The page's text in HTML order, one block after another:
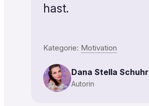
hast.
Kategorie: Motivation
Dana Stella Schuhr
Autorin